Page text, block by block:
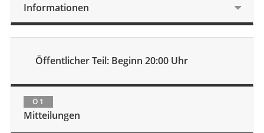
Informationen
Öffentlicher Teil: Beginn 20:00 Uhr
Ö 1
Mitteilungen